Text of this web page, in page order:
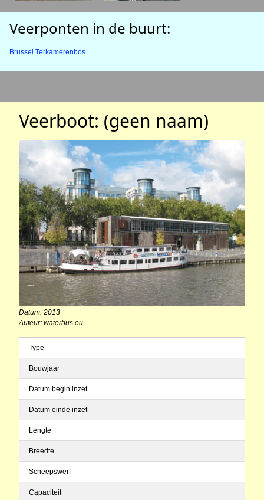
Veerponten in de buurt:
Brussel Terkamerenbos
Veerboot: (geen naam)
Datum: 2013
Auteur: waterbus.eu
Type
Bouwjaar
Datum begin inzet
Datum einde inzet
Lengte
Breedte
Scheepswerf
Capaciteit